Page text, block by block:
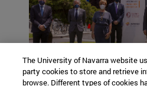
The University of Navarra website
party cookies to store and retrieve
browse. Different types of cookies